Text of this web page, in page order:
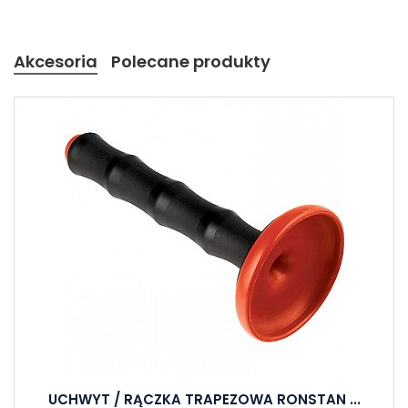
Akcesoria Polecane produkty
UCHWYT / RĄCZKA TRAPEZOWA RONSTAN ...